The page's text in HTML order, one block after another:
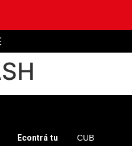
Econtrá tu
CUB